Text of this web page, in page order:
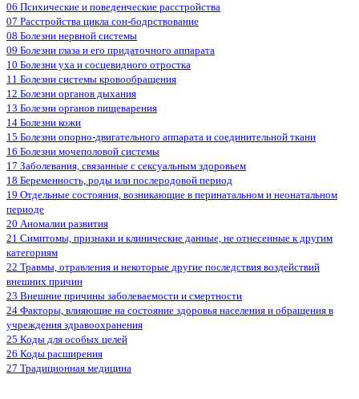
06 Психические и поведенческие расстройства
07 Расстройства цикла сон-бодрствование
08 Болезни нервной системы
09 Болезни глаза и его придаточного аппарата
10 Болезни уха и сосцевидного отростка
11 Болезни системы кровообращения
12 Болезни органов дыхания
13 Болезни органов пищеварения
14 Болезни кожи
15 Болезни опорно-двигательного аппарата и соединительной ткани
16 Болезни мочеполовой системы
17 Заболевания, связанные с сексуальным здоровьем
18 Беременность, роды или послеродовой период
19 Отдельные состояния, возникающие в перинатальном и неонатальном
периоде
20 Аномалии развития
21 Симптомы, признаки и клинические данные, не отнесенные к другим
категориям
22 Травмы, отравления и некоторые другие последствия воздействий
внешних причин
23 Внешние причины заболеваемости и смертности
24 Факторы, влияющие на состояние здоровья населения и обращения в
учреждения здравоохранения
25 Коды для особых целей
26 Коды расширения
27 Традиционная медицина